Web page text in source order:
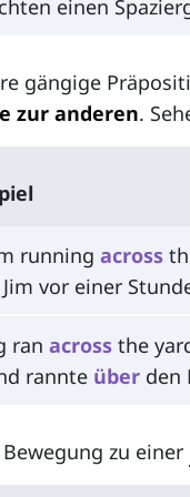
einen
gängige
zur anderen.
running across
vor einer
ran across the
rannte über den
zu einer